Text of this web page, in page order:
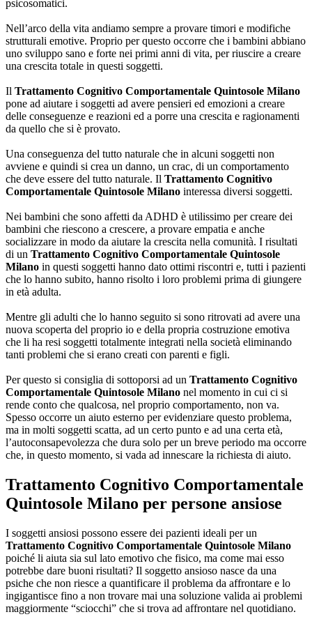
psicosomatici.
Nell’arco della vita andiamo sempre a provare timori e modifiche
strutturali emotive. Proprio per questo occorre che i bambini abbiano
uno sviluppo sano e forte nei primi anni di vita, per riuscire a creare
una crescita totale in questi soggetti.
Il Trattamento Cognitivo Comportamentale Quintosole Milano
pone ad aiutare i soggetti ad avere pensieri ed emozioni a creare
delle conseguenze e reazioni ed a porre una crescita e ragionamenti
da quello che si è provato.
Una conseguenza del tutto naturale che in alcuni soggetti non
avviene e quindi si crea un danno, un crac, di un comportamento
che deve essere del tutto naturale. Il Trattamento Cognitivo
Comportamentale Quintosole Milano interessa diversi soggetti.
Nei bambini che sono affetti da ADHD è utilissimo per creare dei
bambini che riescono a crescere, a provare empatia e anche
socializzare in modo da aiutare la crescita nella comunità. I risultati
di un Trattamento Cognitivo Comportamentale Quintosole
Milano in questi soggetti hanno dato ottimi riscontri e, tutti i pazienti
che lo hanno subito, hanno risolto i loro problemi prima di giungere
in età adulta.
Mentre gli adulti che lo hanno seguito si sono ritrovati ad avere una
nuova scoperta del proprio io e della propria costruzione emotiva
che li ha resi soggetti totalmente integrati nella società eliminando
tanti problemi che si erano creati con parenti e figli.
Per questo si consiglia di sottoporsi ad un Trattamento Cognitivo
Comportamentale Quintosole Milano nel momento in cui ci si
rende conto che qualcosa, nel proprio comportamento, non va.
Spesso occorre un aiuto esterno per evidenziare questo problema,
ma in molti soggetti scatta, ad un certo punto e ad una certa età,
l’autoconsapevolezza che dura solo per un breve periodo ma occorre
che, in questo momento, si vada ad innescare la richiesta di aiuto.
Trattamento Cognitivo Comportamentale
Quintosole Milano per persone ansiose
I soggetti ansiosi possono essere dei pazienti ideali per un
Trattamento Cognitivo Comportamentale Quintosole Milano
poiché li aiuta sia sul lato emotivo che fisico, ma come mai esso
potrebbe dare buoni risultati? Il soggetto ansioso nasce da una
psiche che non riesce a quantificare il problema da affrontare e lo
ingigantisce fino a non trovare mai una soluzione valida ai problemi
maggiormente “sciocchi” che si trova ad affrontare nel quotidiano.